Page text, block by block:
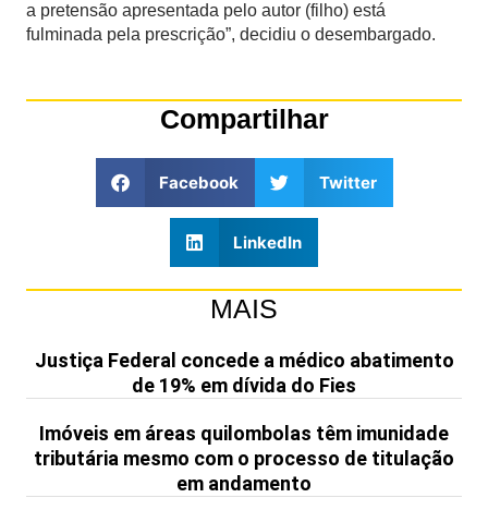
a pretensão apresentada pelo autor (filho) está
fulminada pela prescrição”, decidiu o desembargado.
Compartilhar
Facebook Twitter
LinkedIn
MAIS
Justiça Federal concede a médico abatimento
de 19% em dívida do Fies
Imóveis em áreas quilombolas têm imunidade
tributária mesmo com o processo de titulação
em andamento